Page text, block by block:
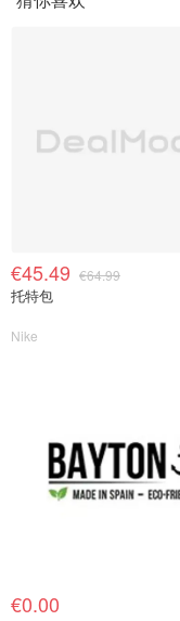
€45.49 €64.99
托特包
Nike
€0.00